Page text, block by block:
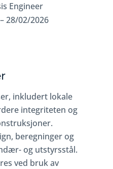
Engineer
28/02/2026
inkludert lokale
integriteten og
beregninger og
og utstyrsstål.
ved bruk av